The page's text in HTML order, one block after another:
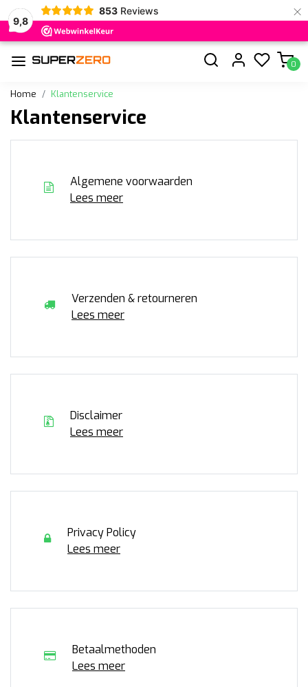
9,8
853 Reviews ×
0
Home Klantenservice
Klantenservice
Algemene voorwaarden
Lees meer
Verzenden & retourneren
Lees meer
Disclaimer
Lees meer
Privacy Policy
Lees meer
Betaalmethoden
Lees meer